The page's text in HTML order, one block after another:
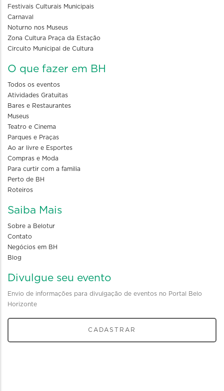
Festivais Culturais Municipais
Carnaval
Noturno nos Museus
Zona Cultura Praça da Estação
Circuito Municipal de Cultura
O que fazer em BH
Todos os eventos
Atividades Gratuitas
Bares e Restaurantes
Museus
Teatro e Cinema
Parques e Praças
Ao ar livre e Esportes
Compras e Moda
Para curtir com a familia
Perto de BH
Roteiros
Saiba Mais
Sobre a Belotur
Contato
Negócios em BH
Blog
Divulgue seu evento
Envio de informações para divulgação de eventos no Portal Belo
Horizonte
CADASTRAR